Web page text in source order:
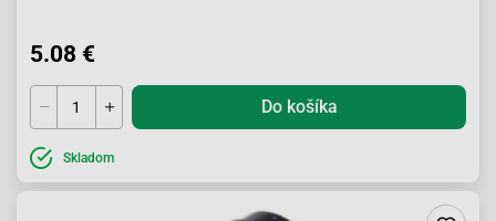
5.08 €
Do košíka
Skladom